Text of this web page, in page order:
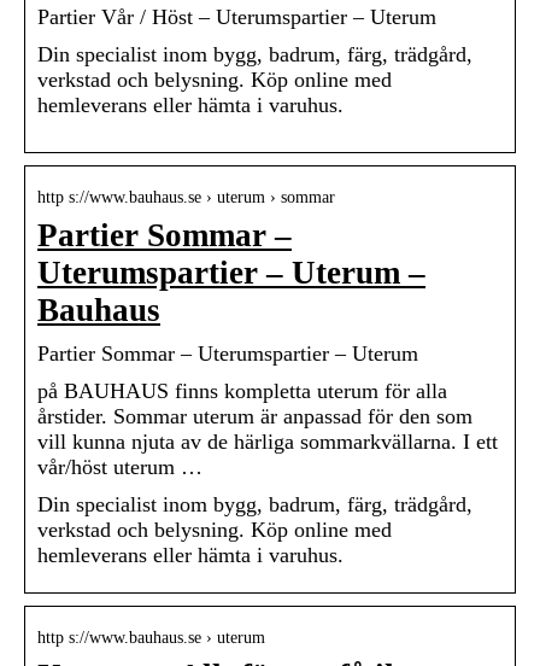
Partier Vår / Höst – Uterumspartier – Uterum
Din specialist inom bygg, badrum, färg, trädgård,
verkstad och belysning. Köp online med
hemleverans eller hämta i varuhus.
http s://www.bauhaus.se › uterum › sommar
Partier Sommar –
Uterumspartier – Uterum –
Bauhaus
Partier Sommar – Uterumspartier – Uterum
på BAUHAUS finns kompletta uterum för alla
årstider. Sommar uterum är anpassad för den som
vill kunna njuta av de härliga sommarkvällarna. I ett
vår/höst uterum …
Din specialist inom bygg, badrum, färg, trädgård,
verkstad och belysning. Köp online med
hemleverans eller hämta i varuhus.
http s://www.bauhaus.se › uterum